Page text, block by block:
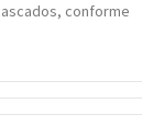
conforme